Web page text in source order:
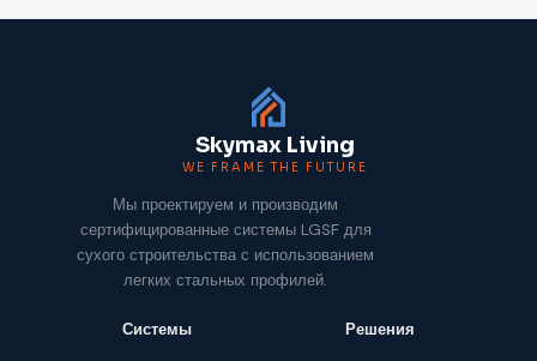
Skymax Living
WE FRAME THE FUTURE
Мы проектируем и производим
сертифицированные системы LGSF для
сухого строительства с использованием
легких стальных профилей.
Системы Решения